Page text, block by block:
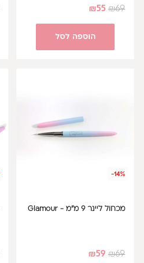
₪69
₪55
הוספה לסל
-14%
מכחול ליינר 9 מ"מ - Glamour
₪69
₪59